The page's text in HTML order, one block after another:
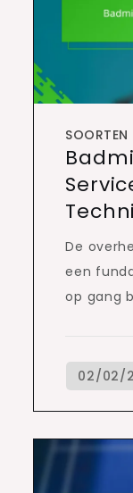
De
een
op gang